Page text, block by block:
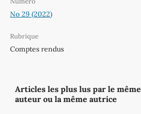
No 29 (2022)
Rubrique
Comptes rendus
Articles les plus lus par le même
auteur ou la même autrice